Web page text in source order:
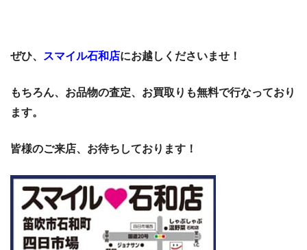
ぜひ、 スマイル石和店にお越しくださいませ！
もちろん、お品物の査定、お買取りも無料で行なっており
ます。
皆様のご来店、お待ちしております！